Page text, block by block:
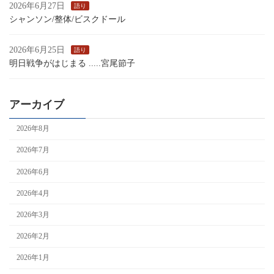
2026年6月27日 語り
シャンソン/整体/ビスクドール
2026年6月25日 語り
明日戦争がはじまる .....宮尾節子
アーカイブ
2026年8月
2026年7月
2026年6月
2026年4月
2026年3月
2026年2月
2026年1月